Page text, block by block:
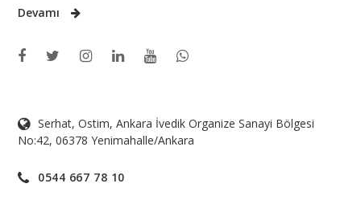
Devamı
Serhat, Ostim, Ankara İvedik Organize Sanayi Bölgesi
No:42, 06378 Yenimahalle/Ankara
0544 667 78 10